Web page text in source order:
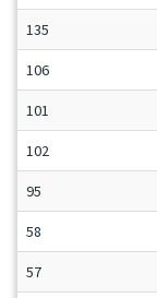
135
106
101
102
95
58
57